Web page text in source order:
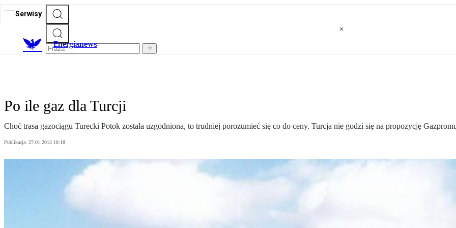
Serwisy
Energianews
Po ile gaz dla Turcji
Choć trasa gazociągu Turecki Potok została uzgodniona, to trudniej porozumieć się co do ceny. Turcja nie godzi się na propozycję
Publikacja: 27.01.2015 18:18